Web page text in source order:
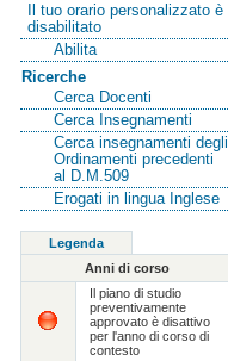
Il tuo orario personalizzato è
disabilitato
Abilita
Ricerche
Cerca Docenti
Cerca Insegnamenti
Cerca insegnamenti degli
Ordinamenti precedenti
al D.M.509
Erogati in lingua Inglese
Legenda
Anni di corso
Il piano di studio
preventivamente
approvato è disattivo
per l'anno di corso di
contesto